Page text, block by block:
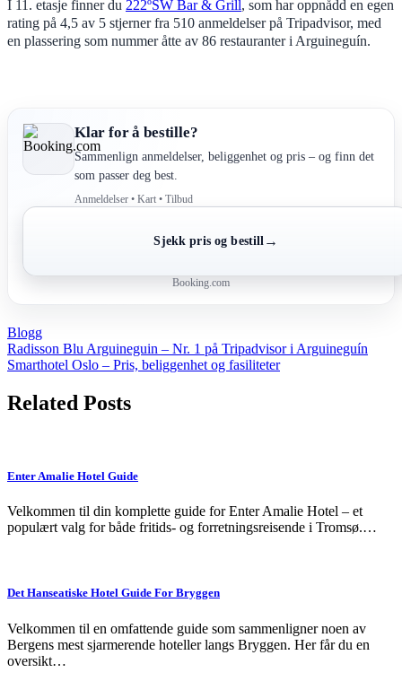
I 11. etasje finner du 222ºSW Bar & Grill, som har oppnådd en egen
rating på 4,5 av 5 stjerner fra 510 anmeldelser på Tripadvisor, med
en plassering som nummer åtte av 86 restauranter i Arguineguín.
Klar for å bestille?
Sammenlign anmeldelser, beliggenhet og pris – og finn det
som passer deg best.
Anmeldelser • Kart • Tilbud
Sjekk pris og bestill →
Booking.com
Blogg
Post
navigation
Radisson Blu Arguineguin – Nr. 1 på Tripadvisor i Arguineguín
Smarthotel Oslo – Pris, beliggenhet og fasiliteter
Related Posts
Enter Amalie Hotel Guide
Velkommen til din komplette guide for Enter Amalie Hotel – et
populært valg for både fritids- og forretningsreisende i Tromsø.…
Det Hanseatiske Hotel Guide For Bryggen
Velkommen til en omfattende guide som sammenligner noen av
Bergens mest sjarmerende hoteller langs Bryggen. Her får du en
oversikt…